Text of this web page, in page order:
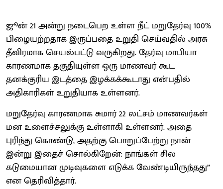
ஜூன் 21 அன்று நடைபெற உள்ள நீட் மறுதேர்வு 100%
பிழையற்றதாக இருப்பதை உறுதி செய்வதில் அரசு
தீவிரமாக செயல்பட்டு வருகிறது. தேர்வு மாபியா
காரணமாக தகுதியுள்ள ஒரு மாணவர் கூட
தனக்குரிய இடத்தை இழக்கக்கூடாது என்பதில்
அதிகாரிகள் உறுதியாக உள்ளனர்.
மறுதேர்வு காரணமாக சுமார் 22 லட்சம் மாணவர்கள்
மன உளைச்சலுக்கு உள்ளாகி உள்ளனர். அதை
புரிந்து கொண்டு, அதற்கு பொறுப்பேற்று நான்
இன்று இதைச் சொல்கிறேன்: நாங்கள் சில
கடுமையான முடிவுகளை எடுக்க வேண்டியிருந்தது”
என தெரிவித்தார்.